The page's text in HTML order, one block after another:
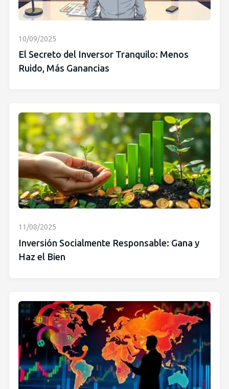
10/09/2025
El Secreto del Inversor Tranquilo: Menos
Ruido, Más Ganancias
11/08/2025
Inversión Socialmente Responsable: Gana y
Haz el Bien